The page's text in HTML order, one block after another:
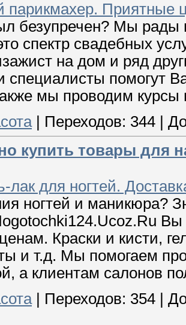
парикмахер. Приятные
безупречен? Мы рады
спектр свадебных
на дом и ряд
помогут
мы проводим курсы
| Переходов: 344
купить товары для
лак для ногтей.
ногтей и маникюра?
Краски и кисти,
и т.д. Мы помогаем
а клиентам салонов
| Переходов: 354